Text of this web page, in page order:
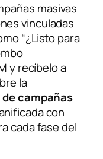
masivas
vinculadas
“¿Listo para
y recíbelo a
la
campañas
con
cada fase del